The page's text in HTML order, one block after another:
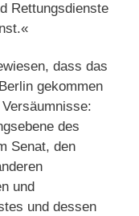
Rettungsdienste
dass das
gekommen
des
Senat, den
und
und dessen